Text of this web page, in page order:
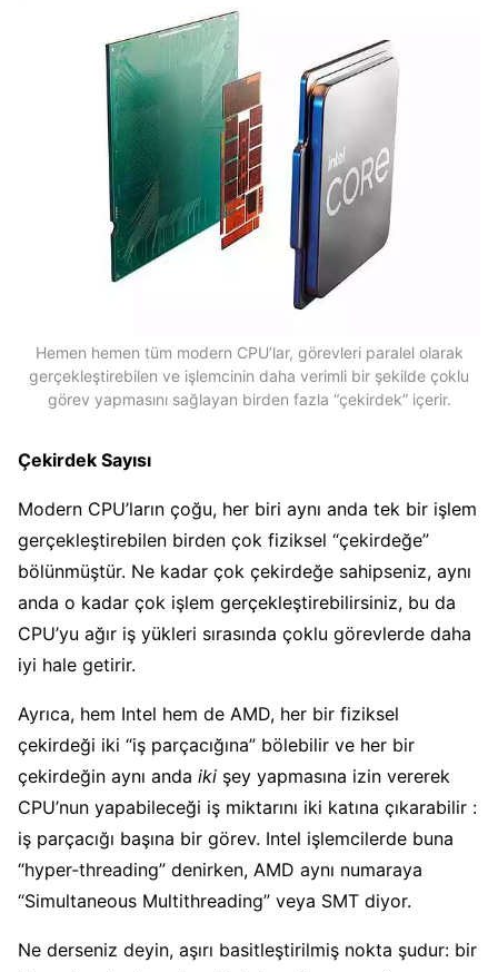
Hemen hemen tüm modern CPU’lar, görevleri paralel olarak
gerçekleştirebilen ve işlemcinin daha verimli bir şekilde çoklu
görev yapmasını sağlayan birden fazla “çekirdek” içerir.
Çekirdek Sayısı
Modern CPU’ların çoğu, her biri aynı anda tek bir işlem
gerçekleştirebilen birden çok fiziksel “çekirdeğe”
bölünmüştür. Ne kadar çok çekirdeğe sahipseniz, aynı
anda o kadar çok işlem gerçekleştirebilirsiniz, bu da
CPU’yu ağır iş yükleri sırasında çoklu görevlerde daha
iyi hale getirir.
Ayrıca, hem Intel hem de AMD, her bir fiziksel
çekirdeği iki “iş parçacığına” bölebilir ve her bir
çekirdeğin aynı anda iki şey yapmasına izin vererek
CPU’nun yapabileceği iş miktarını iki katına çıkarabilir :
iş parçacığı başına bir görev. Intel işlemcilerde buna
“hyper-threading” denirken, AMD aynı numaraya
“Simultaneous Multithreading” veya SMT diyor.
Ne derseniz deyin, aşırı basitleştirilmiş nokta şudur: bir